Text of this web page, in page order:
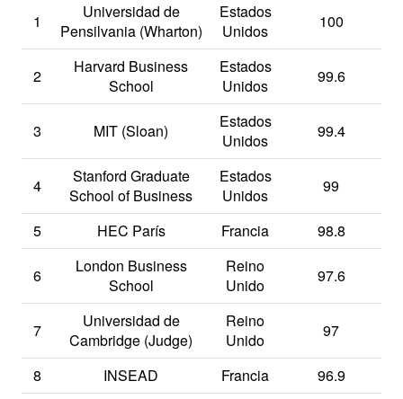
1
Universidad de
Pensilvania (Wharton)
Estados
Unidos
100
2
Harvard Business
School
Estados
Unidos
99.6
3 MIT (Sloan)
Estados
Unidos
99.4
4
Stanford Graduate
School of Business
Estados
Unidos
99
5 HEC París Francia 98.8
6
London Business
School
Reino
Unido
97.6
7
Universidad de
Cambridge (Judge)
Reino
Unido
97
8 INSEAD Francia 96.9